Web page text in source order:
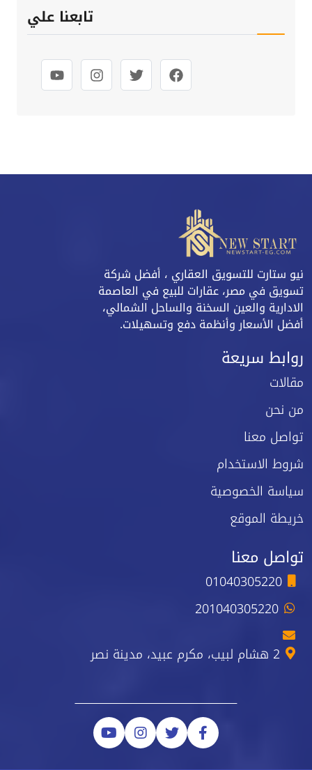
تابعنا علي
نيو ستارت للتسويق العقاري ، أفضل شركة
تسويق في مصر، عقارات للبيع في العاصمة
الادارية والعين السخنة والساحل الشمالي،
أفضل الأسعار وأنظمة دفع وتسهيلات.
روابط سريعة
مقالات
من نحن
تواصل معنا
شروط الاستخدام
سياسة الخصوصية
خريطة الموقع
تواصل معنا
01040305220
201040305220
2 هشام لبيب، مكرم عبيد، مدينة نصر